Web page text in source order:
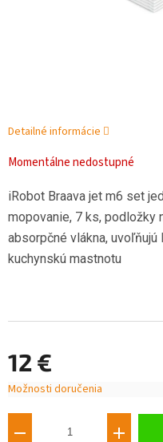
12 €
Jednotková
Momentálne nedostupné
Možnosti doručenia
iRobot Braava jet m6 set
mopovanie, 7 ks, podložky
absorpčné vlákna,
kuchynskú mastnotu
Detailné informácie